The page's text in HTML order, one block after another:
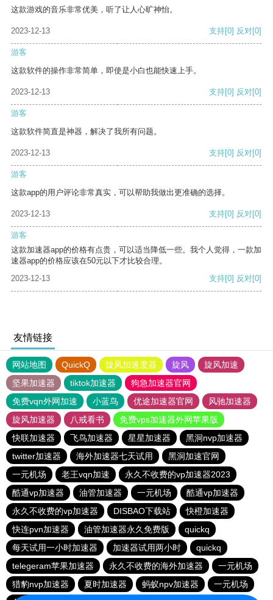
这款游戏的音乐非常优美，听了让人心旷神怡。
2023-12-13 支持[0] 反对[0]
游客
这款软件的操作非常简单，即使是小白也能快速上手。
2023-12-13 支持[0] 反对[0]
游客
这款软件简直是神器，解决了我所有问题。
2023-12-13 支持[0] 反对[0]
游客
这款app的用户评论非常真实，可以帮助我做出更准确的选择。
2023-12-13 支持[0] 反对[0]
游客
这款加速器app的价格有点贵，可以适当降低一些。我个人觉得，一款加
速器app的价格应该在50元以下才比较合理。
2023-12-13
支持[0] 反对[0]
友情链接
网站地图 QuickQ 旋风加速度器 旋风
旋风加速
坚果加速器
tiktok加速器
狗急加速器官网
免费vqn外网加速
小蓝鸟 优途加速器官网
风驰加速器
旋风加速器
八戒看书
免费vps加速器外网苹果版
快联加速器
飞鸟加速器 星星加速器
黑洞nvp加速器
twitter加速器
海外加速器七天试用
黑洞加速官网
一元机场
老王vqn加速
永久不收费的vp加速器2023
酷通vp加速器
油管加速器 一元机场
酷通vp加速器
永久不收费的vp加速器
DISBAO下载站
快橙加速器
快连pvn加速器
油管加速器永久免费版
quickq
每天试用一小时加速器
加速器试用两小时
quickq
telegeram苹果加速器
永久不收费的海外加速器
一元机场
猎豹nvp加速器
夏时加速器 蚂蚁npv加速器
一元机场